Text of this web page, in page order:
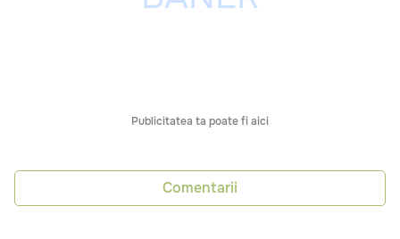
Publicitatea ta poate fi aici
Comentarii